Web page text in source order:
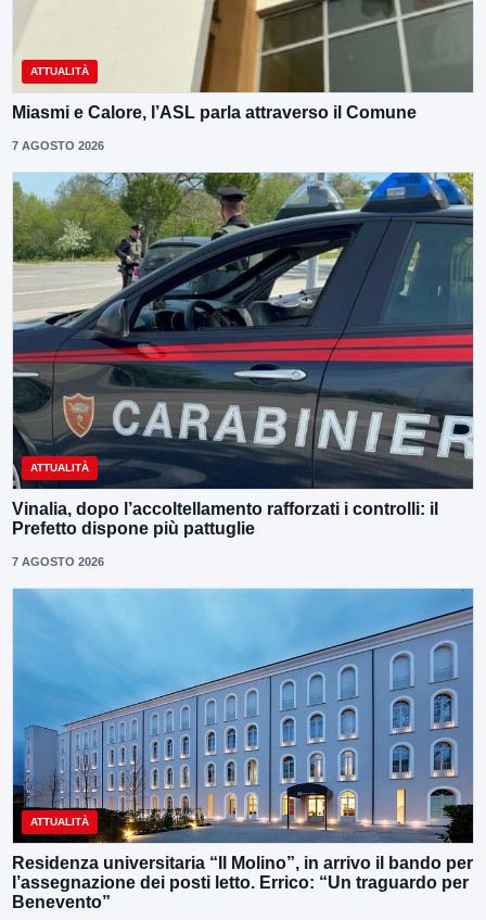
ATTUALITÀ
Miasmi e Calore, l’ASL parla attraverso il Comune
7 AGOSTO 2026
ATTUALITÀ
Vinalia, dopo l’accoltellamento rafforzati i controlli: il
Prefetto dispone più pattuglie
7 AGOSTO 2026
ATTUALITÀ
Residenza universitaria “Il Molino”, in arrivo il bando per
l’assegnazione dei posti letto. Errico: “Un traguardo per
Benevento”